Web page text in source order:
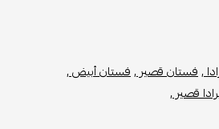
,فستان قصير ,فستان أبيض ,
قصير ,